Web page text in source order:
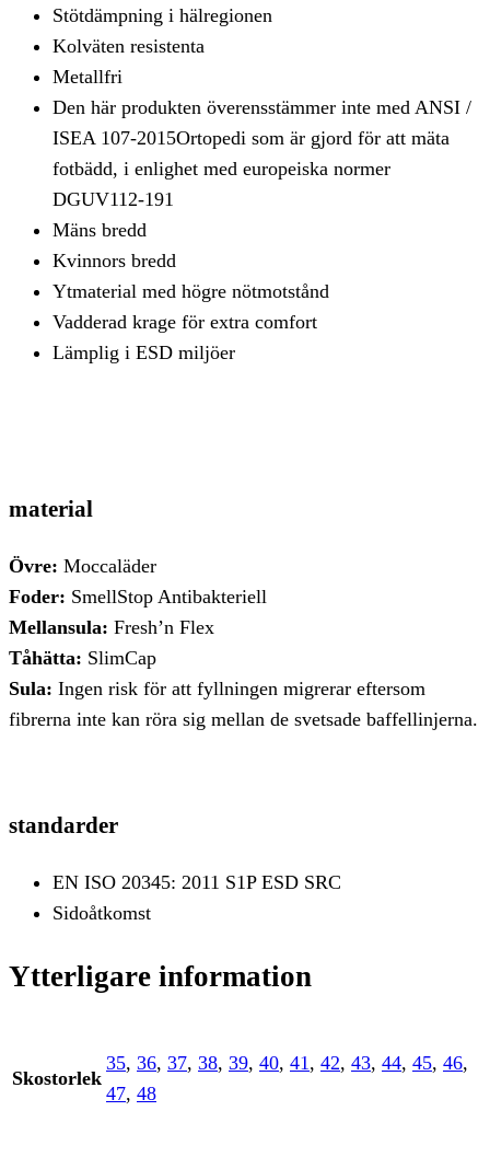
Stötdämpning i hälregionen
Kolväten resistenta
Metallfri
Den här produkten överensstämmer inte med ANSI /
ISEA 107-2015Ortopedi som är gjord för att mäta
fotbädd, i enlighet med europeiska normer
DGUV112-191
Mäns bredd
Kvinnors bredd
Ytmaterial med högre nötmotstånd
Vadderad krage för extra comfort
Lämplig i ESD miljöer
material
Övre: Moccaläder
Foder: SmellStop Antibakteriell
Mellansula: Fresh’n Flex
Tåhätta: SlimCap
Sula: Ingen risk för att fyllningen migrerar eftersom
fibrerna inte kan röra sig mellan de svetsade baffellinjerna.
standarder
EN ISO 20345: 2011 S1P ESD SRC
Sidoåtkomst
Ytterligare information
Skostorlek
35, 36, 37, 38, 39, 40, 41 , 42, 43, 44, 45, 46,
47, 48